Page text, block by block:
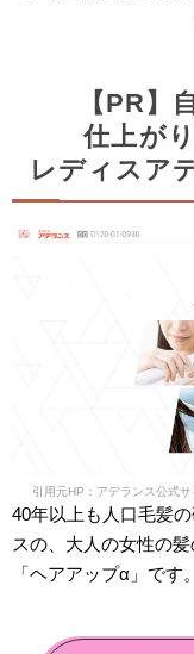
【PR】
仕上が
レディスア
引用元HP：アデランス公式サ
40年以上も人口毛髪
スの、大人の女性の
「ヘアアップα」です。